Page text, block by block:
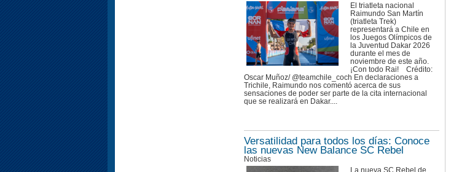
El triatleta nacional
Raimundo San Martín
(triatleta Trek)
representará a Chile en
los Juegos Olímpicos de
la Juventud Dakar 2026
durante el mes de
noviembre de este año.
¡Con todo Rai! Crédito:
Oscar Muñoz/ @teamchile_coch En declaraciones a
Trichile, Raimundo nos comentó acerca de sus
sensaciones de poder ser parte de la cita internacional
que se realizará en Dakar....
Versatilidad para todos los días: Conoce
las nuevas New Balance SC Rebel
Noticias
La nueva SC Rebel de